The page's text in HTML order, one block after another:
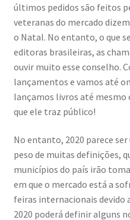
últimos pedidos são feitos
veteranas do mercado
o Natal. No entanto, o que
editoras brasileiras, as
ouvir muito esse conselho.
lançamentos e vamos até
lançamos livros até mesmo
que ele traz público!
No entanto, 2020 parece
peso de muitas definições,
municípios do país irão
em que o mercado está a
feiras internacionais devido
2020 poderá definir alguns